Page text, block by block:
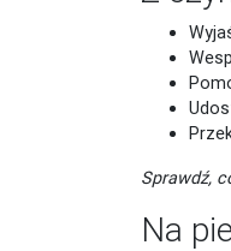
Sprawdź,
Na